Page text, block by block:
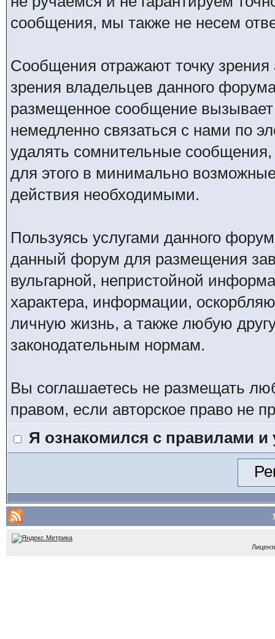
сообщения, мы также не несем
Сообщения отражают точку зрения
зрения владельцев данного
размещенное сообщение
немедленно связаться с нами по
удалять сомнительные
для этого в минимально
действия необходимыми.
Пользуясь услугами данного
данный форум для размещения
вульгарной, непристойной
характера, информации,
личную жизнь, а также любую
законодательным нормам.
Вы соглашаетесь не размещать
правом, если авторское право не
Я ознакомился с правилами